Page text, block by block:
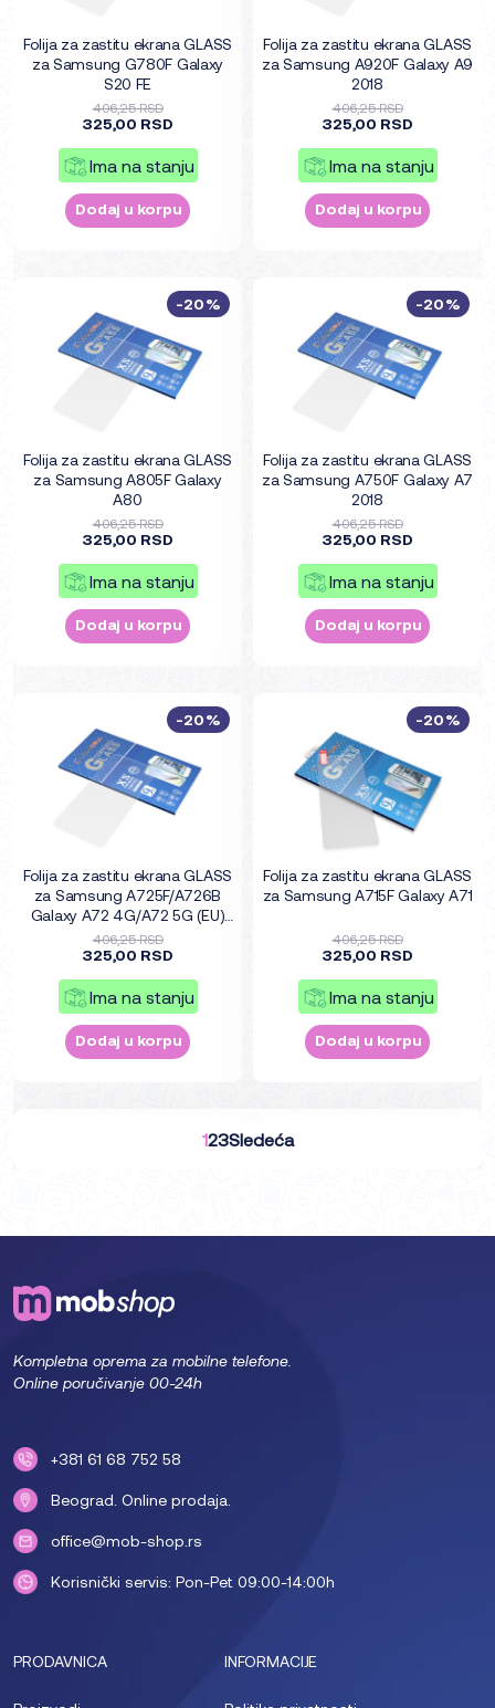
Folija za zastitu ekrana GLASS
za Samsung G780F Galaxy
S20 FE
406,25 RSD
325,00 RSD
Ima na stanju
Dodaj u korpu
Folija za zastitu ekrana GLASS
za Samsung A920F Galaxy A9
2018
406,25 RSD
325,00 RSD
Ima na stanju
Dodaj u korpu
Folija za zastitu ekrana GLASS
za Samsung A805F Galaxy
A80
406,25 RSD
325,00 RSD
Ima na stanju
Dodaj u korpu
-20%
Folija za zastitu ekrana GLASS
za Samsung A750F Galaxy A7
2018
406,25 RSD
325,00 RSD
Ima na stanju
Dodaj u korpu
-20%
Folija za zastitu ekrana GLASS
za Samsung A725F/A726B
Galaxy A72 4G/A72 5G (EU)
5G
406,25 RSD
325,00 RSD
Ima na stanju
Dodaj u korpu
-20%
Folija za zastitu ekrana GLASS
za Samsung A715F Galaxy A71
406,25 RSD
325,00 RSD
Ima na stanju
Dodaj u korpu
-20%
123Sledeća
Kompletna oprema za mobilne telefone.
Online poručivanje 00-24h
+381 61 68 752 58
Beograd. Online prodaja.
office@mob-shop.rs
Korisnički servis: Pon-Pet 09:00-14:00h
PRODAVNICA INFORMACIJE